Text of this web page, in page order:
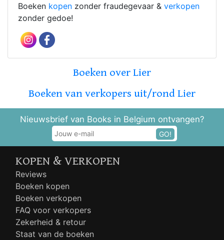
Boeken kopen zonder fraudegevaar & verkopen
zonder gedoe!
Boeken over Lier
Boeken van verkopers uit/rond Lier
Nieuwsbrief van Books in Belgium ontvangen?
GO!
KOPEN & VERKOPEN
Reviews
Boeken kopen
Boeken verkopen
FAQ voor verkopers
Zekerheid & retour
Staat van de boeken